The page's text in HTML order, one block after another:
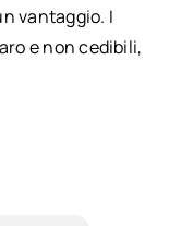
vantaggio. I
e non cedibili,